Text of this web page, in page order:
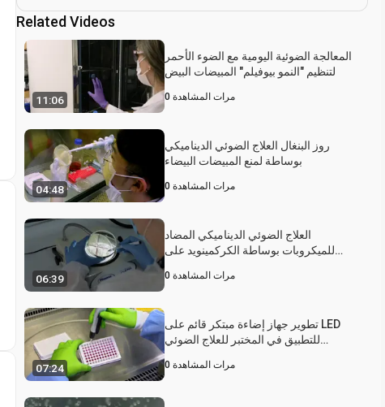
Candida glabrata
Related Videos
11:06
المعالجة الضوئية اليومية مع الضوء الأحمر
لتنظيم "النمو بيوفيلم" المبيضات البيض
0 مرات المشاهدة
04:48
روز البنغال العلاج الضوئي الديناميكي
بوساطة لمنع المبيضات البيضاء
0 مرات المشاهدة
06:39
العلاج الضوئي الديناميكي المضاد
للميكروبات بوساطة الكركمينويد على
0 مرات المشاهدة
07:24
تطوير جهاز إضاءة مبتكر قائم على LED
للتطبيق في المختبر للعلاج الضوئي
0 مرات المشاهدة